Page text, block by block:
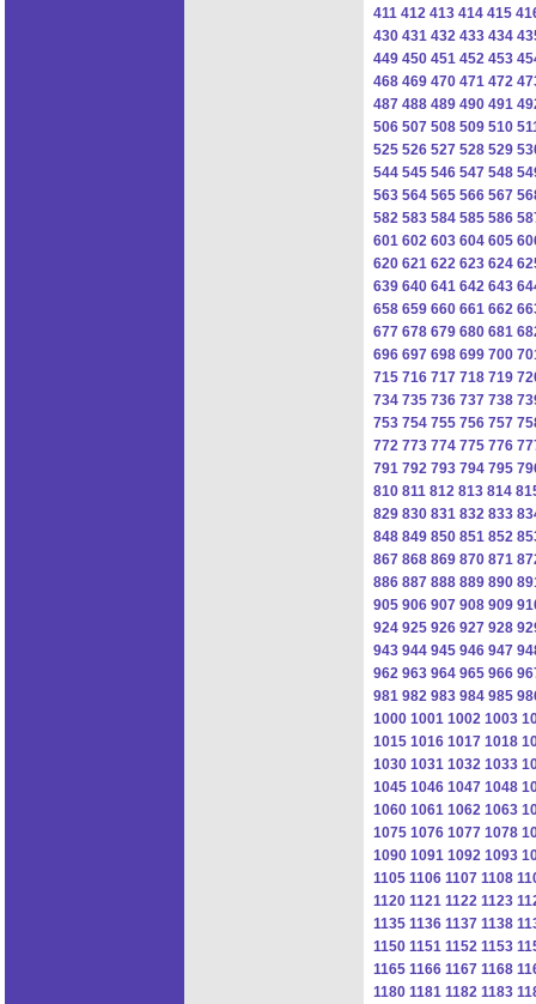
411 412 413 414 415
430 431 432 433 434
449 450 451 452 453
468 469 470 471 472
487 488 489 490 491
506 507 508 509 510
525 526 527 528 529
544 545 546 547 548
563 564 565 566 567
582 583 584 585 586
601 602 603 604 605
620 621 622 623 624
639 640 641 642 643
658 659 660 661 662
677 678 679 680 681
696 697 698 699 700
715 716 717 718 719
734 735 736 737 738
753 754 755 756 757
772 773 774 775 776
791 792 793 794 795
810 811 812 813 814
829 830 831 832 833
848 849 850 851 852
867 868 869 870 871
886 887 888 889 890
905 906 907 908 909
924 925 926 927 928
943 944 945 946 947
962 963 964 965 966
981 982 983 984 985
1000 1001 1002 1003
1015 1016 1017 1018
1030 1031 1032 1033
1045 1046 1047 1048
1060 1061 1062 1063
1075 1076 1077 1078
1090 1091 1092 1093
1105 1106 1107 1108
1120 1121 1122 1123
1135 1136 1137 1138
1150 1151 1152 1153
1165 1166 1167 1168
1180 1181 1182 1183